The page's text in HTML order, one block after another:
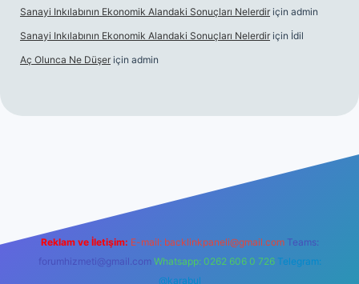
Sanayi Inkılabının Ekonomik Alandaki Sonuçları Nelerdir için admin
Sanayi Inkılabının Ekonomik Alandaki Sonuçları Nelerdir için İdil
Aç Olunca Ne Düşer için admin
Reklam ve İletişim: E-mail: backlinkpaneli@gmail.com Teams:
forumhizmeti@gmail.com Whatsapp: 0262 606 0 726 Telegram:
@karabul